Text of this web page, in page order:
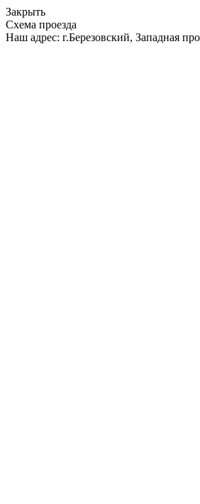
Закрыть
Схема проезда
Наш адрес: г.Березовский, Западная